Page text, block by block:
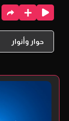
حوار وأنوار